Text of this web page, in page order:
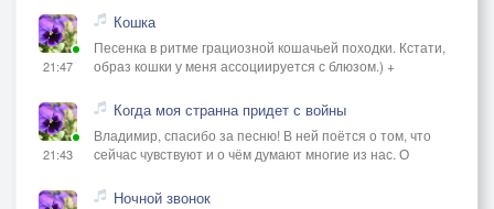
21:47
Кошка
Песенка в ритме грациозной кошачьей походки. Кстати,
образ кошки у меня ассоциируется с блюзом.) +
21:43
Когда моя странна придет с войны
Владимир, спасибо за песню! В ней поётся о том, что
сейчас чувствуют и о чём думают многие из нас. О
Ночной звонок